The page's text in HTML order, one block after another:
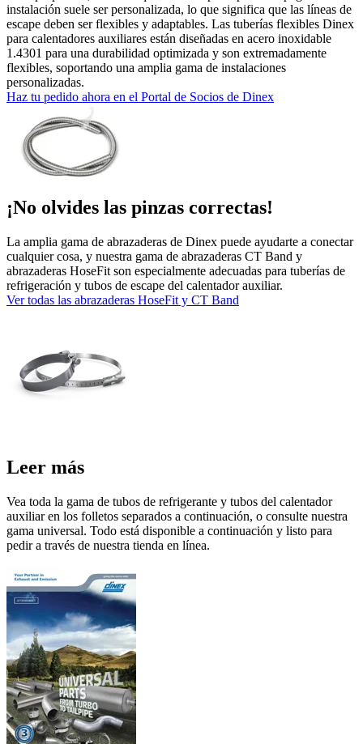
instalación suele ser personalizada, lo que significa que las líneas de
escape deben ser flexibles y adaptables. Las tuberías flexibles Dinex
para calentadores auxiliares están diseñadas en acero inoxidable
1.4301 para una durabilidad optimizada y son extremadamente
flexibles, soportando una amplia gama de instalaciones
personalizadas.
Haz tu pedido ahora en el Portal de Socios de Dinex
¡No olvides las pinzas correctas!
La amplia gama de abrazaderas de Dinex puede ayudarte a conectar
cualquier cosa, y nuestra gama de abrazaderas CT Band y
abrazaderas HoseFit son especialmente adecuadas para tuberías de
refrigeración y tubos de escape del calentador auxiliar.
Ver todas las abrazaderas HoseFit y CT Band
Leer más
Vea toda la gama de tubos de refrigerante y tubos del calentador
auxiliar en los folletos separados a continuación, o consulte nuestra
gama universal. Todo está disponible a continuación y listo para
pedir a través de nuestra tienda en línea.